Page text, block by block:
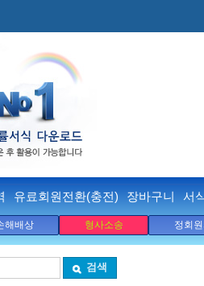
유료회원전환(충전) 장바구니 서
해배상 형사소송 정회
검색